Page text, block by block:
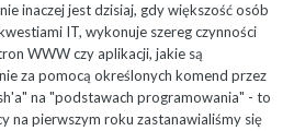
inaczej jest dzisiaj, gdy większość osób
IT, wykonuje szereg czynności
WWW czy aplikacji, jakie są
za pomocą określonych komend przez
na "podstawach programowania" - to
na pierwszym roku zastanawialiśmy się